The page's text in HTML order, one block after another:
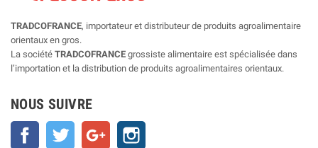
TRADCOFRANCE, importateur et distributeur de produits agroalimentaire
orientaux en gros.
La société TRADCOFRANCE grossiste alimentaire est spécialisée dans
l’importation et la distribution de produits agroalimentaires orientaux.
NOUS SUIVRE
Facebook Twitter Google+